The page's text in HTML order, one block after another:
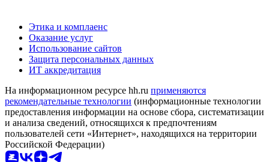
Этика и комплаенс
Оказание услуг
Использование сайтов
Защита персональных данных
ИТ аккредитация
На информационном ресурсе hh.ru применяются
рекомендательные технологии (информационные технологии
предоставления информации на основе сбора, систематизации
и анализа сведений, относящихся к предпочтениям
пользователей сети «Интернет», находящихся на территории
Российской Федерации)